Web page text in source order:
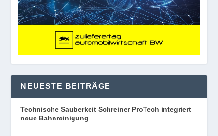
NEUESTE BEITRÄGE
Technische Sauberkeit Schreiner ProTech integriert
neue Bahnreinigung